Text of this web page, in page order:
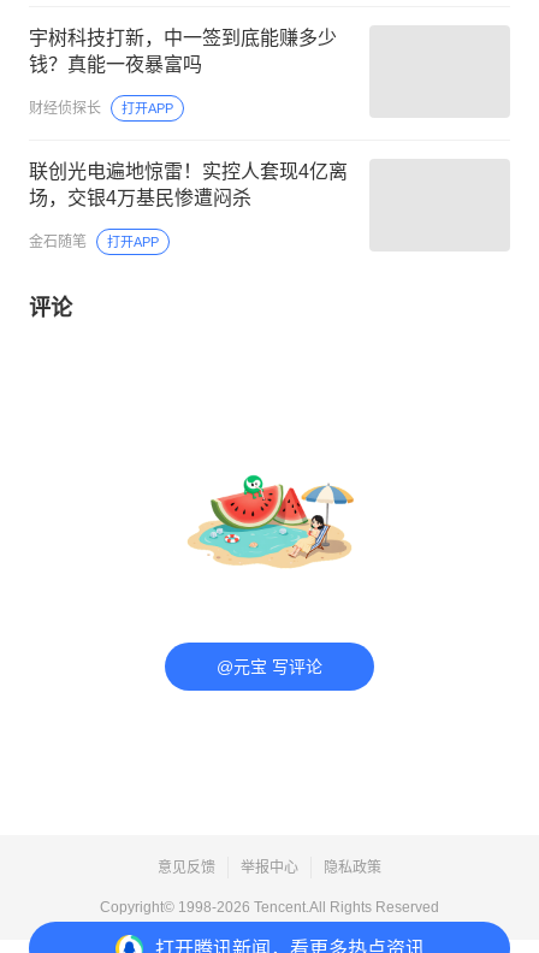
打开腾讯新闻，看更多热点资讯
宇树科技打新，中一签到底能赚多少
钱？真能一夜暴富吗
财经侦探长 打开APP
联创光电遍地惊雷！实控人套现4亿离
场，交银4万基民惨遭闷杀
金石随笔 打开APP
评论
@元宝 写评论
意见反馈 举报中心 隐私政策
Copyright© 1998-2026 Tencent.All Rights Reserved